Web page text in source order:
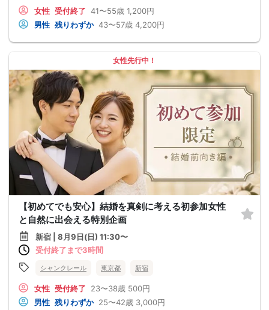
女性 受付終了 41〜55歳 1,200円
男性 残りわずか 43〜57歳 4,200円
女性先行中！
【初めてでも安心】結婚を真剣に考える初参加女性
と自然に出会える特別企画
新宿 | 8月9日(日) 11:30〜
受付終了まで3時間
シャンクレール 東京都 新宿
女性 受付終了 23〜38歳 500円
男性 残りわずか 25〜42歳 3,000円